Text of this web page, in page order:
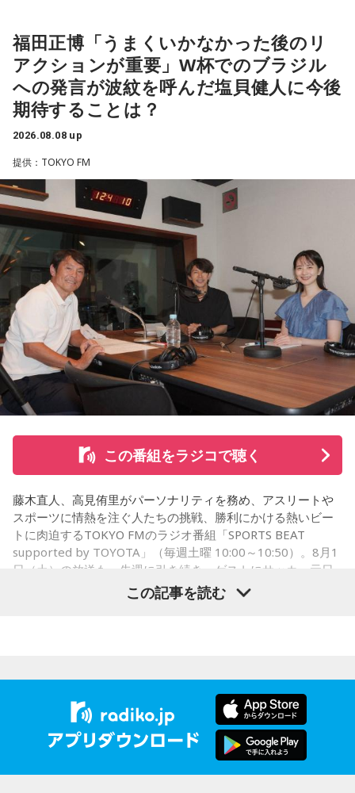
れながら、自分自身の想いを見つめ直す機会を届けました。
なお、この模様は8月11日（火・祝）午前9時00分～10時00
分に、文化放送で特別番組として放送します。
【特別番組概要】
■番組名：『田村淳のNewsCLUB「自分自身と話そうの
日」』
■放送日時：2026年8月11日（火・祝）午前9時00分～10時
00分
■出演：田村淳、砂山圭大郎（文化放送アナウンサー）
■提供：全日本葬祭業協同組合連合会（全葬連）
昨年に続き2回目の開催となる本イベントは、参加者が自分自
身を見つめ直す2つのコーナーで展開。「自分への表彰状を送
ろう」のコーナーでは、大きな成功でなくても「自分、本当
によく頑張ったな」と思えるこれまでの出来事を、“自分への
表彰状”という形で来場者から募集・紹介。自身の記憶を改め
て言葉にすることで、人生をじっくりと見つめ直す時間とな
りました。
続く「人生の最後に流したい私のエンディング曲」のコーナ
ーでは、来場者が選んだ“人生の最後に流したい一曲”にまつわ
る思い出を紹介。音楽を通してこれまでの人生を振り返りな
がら、これからの“自分らしい生き方”を考える時間を共有しま
した。田村は、人生の最後に流したい曲について、「お葬式
で流す曲は決めている。しかも自分の声で流したいと思っ
て、毎日ギターの弾き語りを書斎で練習して、音源として残
しているんです。娘たちにも聴こえているはずだから、お葬
式のときに『パパが弾いてた曲だ』と思ってもらえたら」と
思いを語りました。
コーナー後には、来場者から田村への質疑応答も実施。最後
には、田村がイベントを振り返り、「リスナーの皆さんのエ
ンディング曲の話とかを聞いているだけでも、僕はポジティ
ブになれた。確かに死はすごく悲しいことではあるんだけ
うやって向き合うかということを考える一つのきっかけにな
て「イタコト展」も開催。「誰かの心のこりが、誰かの心の
こりを和らげる」をテーマに、さまざまな「心のこり」に触
れながら、自分自身の想いを見つめ直す機会を届けました。
なお、この模様は8月11日（火・祝）午前9時00分～10時00
福田正博「うまくいかなかった後のリ
アクションが重要」W杯でのブラジル
への発言が波紋を呼んだ塩貝健人に今後
期待することは？
2026.08.08 up
提供：TOKYO FM
この番組をラジコで聴く
藤木直人、高見侑里がパーソナリティを務め、アスリートや
スポーツに情熱を注ぐ人たちの挑戦、勝利にかける熱いビー
トに肉迫するTOKYO FMのラジオ番組「SPORTS BEAT
supported by TOYOTA」（毎週土曜 10:00～10:50）。8月1
日（土）の放送も、先週に引き続き、ゲストにサッカー元日
本代表の福田正博さんが登場！ 当記事では、「FIFAワールド
カップ26（以下、W杯）」でブラジルに対する発言が波紋を
（左から）福田正博さん、藤木直人、高見侑里
この記事を読む